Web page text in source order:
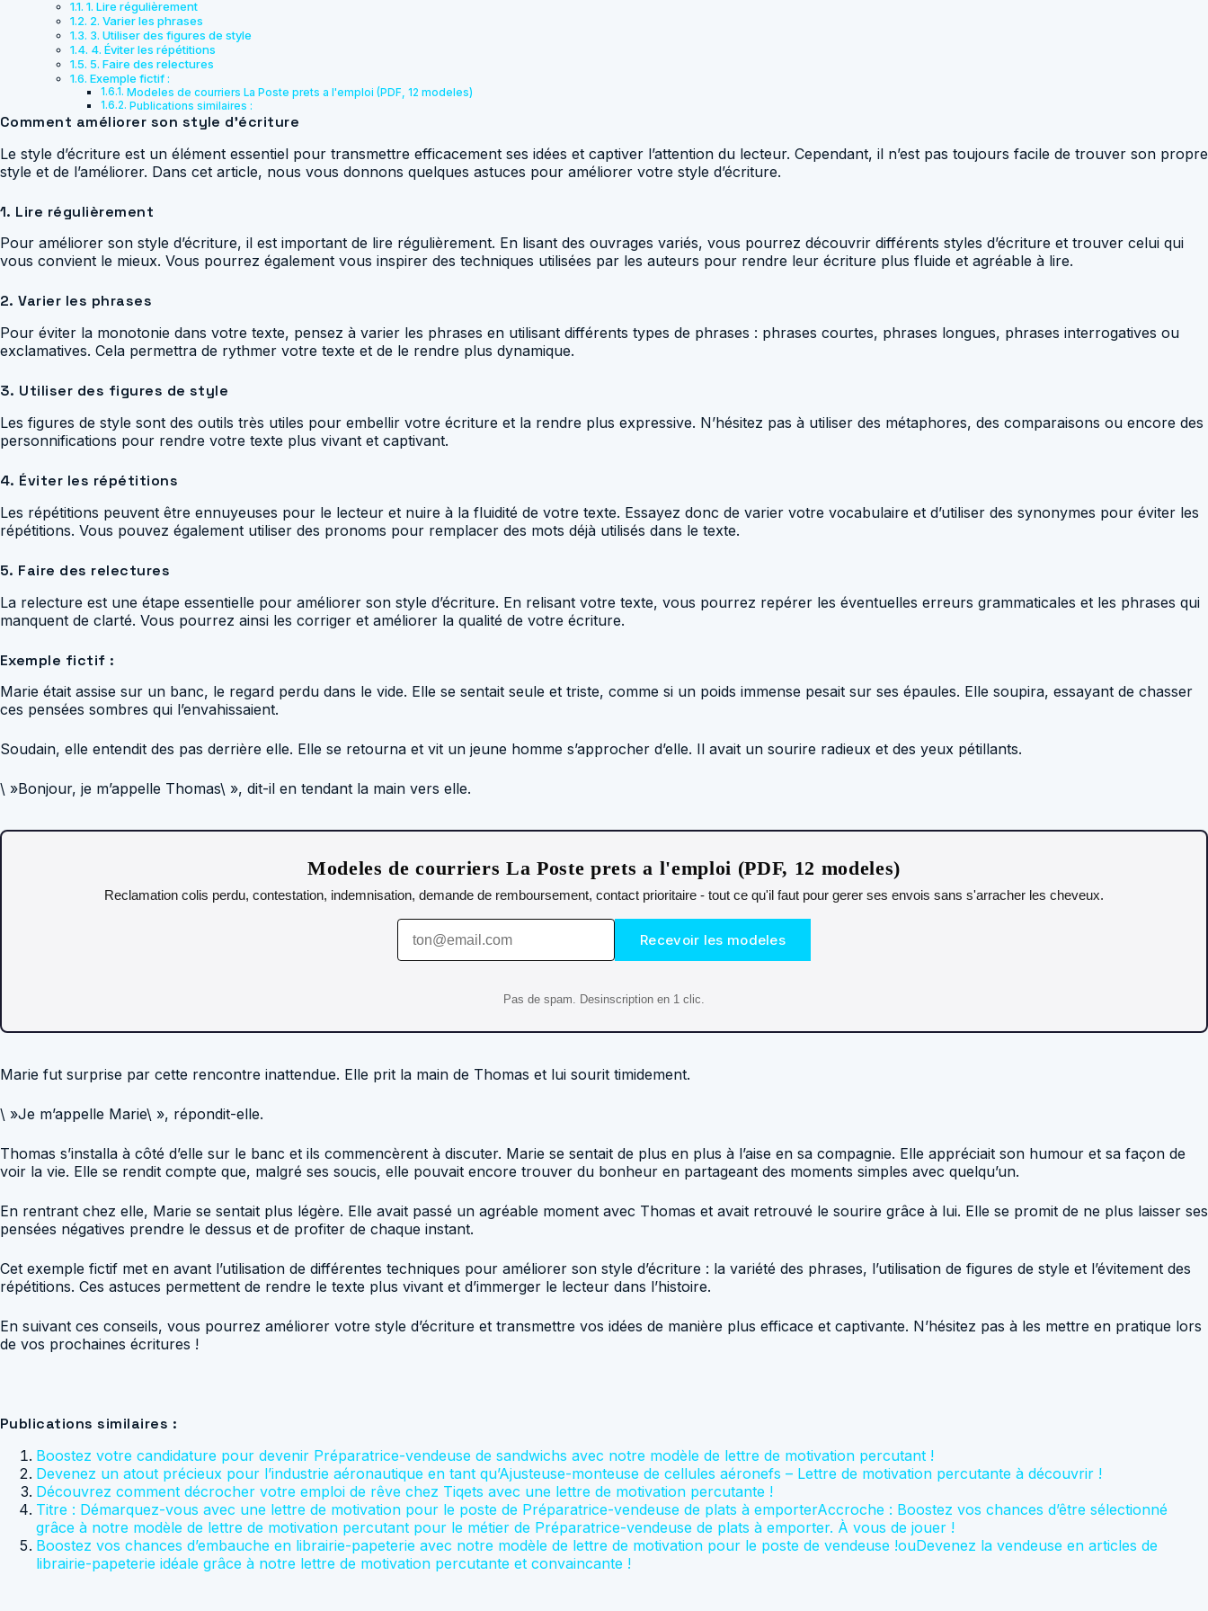
1. Lire régulièrement
2. Varier les phrases
3. Utiliser des figures de style
4. Éviter les répétitions
5. Faire des relectures
Exemple fictif :
Modeles de courriers La Poste prets a l'emploi (PDF, 12 modeles)
Publications similaires :
Comment améliorer son style d’écriture
Le style d’écriture est un élément essentiel pour transmettre efficacement ses idées et captiver l’attention du lecteur. Cependant, il n’est pas toujours facile de trouver son propre
style et de l’améliorer. Dans cet article, nous vous donnons quelques astuces pour améliorer votre style d’écriture.
1. Lire régulièrement
Pour améliorer son style d’écriture, il est important de lire régulièrement. En lisant des ouvrages variés, vous pourrez découvrir différents styles d’écriture et trouver celui qui
vous convient le mieux. Vous pourrez également vous inspirer des techniques utilisées par les auteurs pour rendre leur écriture plus fluide et agréable à lire.
2. Varier les phrases
Pour éviter la monotonie dans votre texte, pensez à varier les phrases en utilisant différents types de phrases : phrases courtes, phrases longues, phrases interrogatives ou
exclamatives. Cela permettra de rythmer votre texte et de le rendre plus dynamique.
3. Utiliser des figures de style
Les figures de style sont des outils très utiles pour embellir votre écriture et la rendre plus expressive. N’hésitez pas à utiliser des métaphores, des comparaisons ou encore des
personnifications pour rendre votre texte plus vivant et captivant.
4. Éviter les répétitions
Les répétitions peuvent être ennuyeuses pour le lecteur et nuire à la fluidité de votre texte. Essayez donc de varier votre vocabulaire et d’utiliser des synonymes pour éviter les
répétitions. Vous pouvez également utiliser des pronoms pour remplacer des mots déjà utilisés dans le texte.
5. Faire des relectures
La relecture est une étape essentielle pour améliorer son style d’écriture. En relisant votre texte, vous pourrez repérer les éventuelles erreurs grammaticales et les phrases qui
manquent de clarté. Vous pourrez ainsi les corriger et améliorer la qualité de votre écriture.
Exemple fictif :
Marie était assise sur un banc, le regard perdu dans le vide. Elle se sentait seule et triste, comme si un poids immense pesait sur ses épaules. Elle soupira, essayant de chasser
ces pensées sombres qui l’envahissaient.
Soudain, elle entendit des pas derrière elle. Elle se retourna et vit un jeune homme s’approcher d’elle. Il avait un sourire radieux et des yeux pétillants.
\ »Bonjour, je m’appelle Thomas\ », dit-il en tendant la main vers elle.
Modeles de courriers La Poste prets a l'emploi (PDF, 12 modeles)
Reclamation colis perdu, contestation, indemnisation, demande de remboursement, contact prioritaire - tout ce qu'il faut pour gerer ses envois sans s'arracher les cheveux.
Recevoir les modeles
Pas de spam. Desinscription en 1 clic.
Marie fut surprise par cette rencontre inattendue. Elle prit la main de Thomas et lui sourit timidement.
\ »Je m’appelle Marie\ », répondit-elle.
Thomas s’installa à côté d’elle sur le banc et ils commencèrent à discuter. Marie se sentait de plus en plus à l’aise en sa compagnie. Elle appréciait son humour et sa façon de
voir la vie. Elle se rendit compte que, malgré ses soucis, elle pouvait encore trouver du bonheur en partageant des moments simples avec quelqu’un.
En rentrant chez elle, Marie se sentait plus légère. Elle avait passé un agréable moment avec Thomas et avait retrouvé le sourire grâce à lui. Elle se promit de ne plus laisser ses
pensées négatives prendre le dessus et de profiter de chaque instant.
Cet exemple fictif met en avant l’utilisation de différentes techniques pour améliorer son style d’écriture : la variété des phrases, l’utilisation de figures de style et l’évitement des
répétitions. Ces astuces permettent de rendre le texte plus vivant et d’immerger le lecteur dans l’histoire.
En suivant ces conseils, vous pourrez améliorer votre style d’écriture et transmettre vos idées de manière plus efficace et captivante. N’hésitez pas à les mettre en pratique lors
de vos prochaines écritures !
Publications similaires :
Boostez votre candidature pour devenir Préparatrice-vendeuse de sandwichs avec notre modèle de lettre de motivation percutant !
Devenez un atout précieux pour l’industrie aéronautique en tant qu’Ajusteuse-monteuse de cellules aéronefs – Lettre de motivation percutante à découvrir !
Découvrez comment décrocher votre emploi de rêve chez Tiqets avec une lettre de motivation percutante !
Titre : Démarquez-vous avec une lettre de motivation pour le poste de Préparatrice-vendeuse de plats à emporterAccroche : Boostez vos chances d’être sélectionné
grâce à notre modèle de lettre de motivation percutant pour le métier de Préparatrice-vendeuse de plats à emporter. À vous de jouer !
Boostez vos chances d’embauche en librairie-papeterie avec notre modèle de lettre de motivation pour le poste de vendeuse !ouDevenez la vendeuse en articles de
librairie-papeterie idéale grâce à notre lettre de motivation percutante et convaincante !